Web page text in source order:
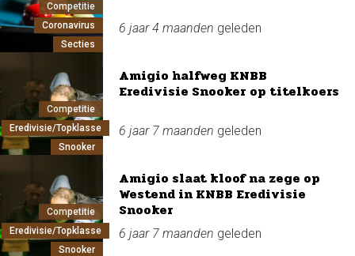
Competitie
Coronavirus
Secties
6 jaar 4 maanden geleden
Competitie
Eredivisie/Topklasse
Snooker
Amigio halfweg KNBB
Eredivisie Snooker op titelkoers
6 jaar 7 maanden geleden
Competitie
Eredivisie/Topklasse
Snooker
Amigio slaat kloof na zege op
Westend in KNBB Eredivisie
Snooker
6 jaar 7 maanden geleden